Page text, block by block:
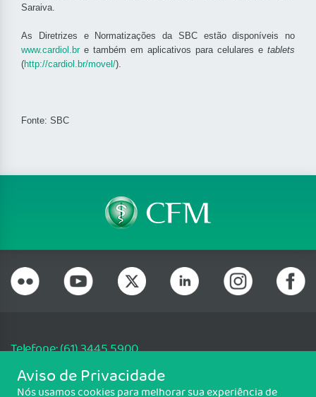
Saraiva.
As Diretrizes e Normatizações da SBC estão disponíveis no
www.cardiol.bre também em aplicativos para celulares e tablets
(http://cardiol.br/movel/).
Fonte: SBC
Telefone: (61) 3445 5900
Email: cfm@portalmedico.org.br
SGAS 616, Conjunto D, Lote 115, L2 Sul, Brasília/DF - CEP: 70200-760 -
Aviso de Privacidade
Nós usamos cookies para melhorar sua experiência de